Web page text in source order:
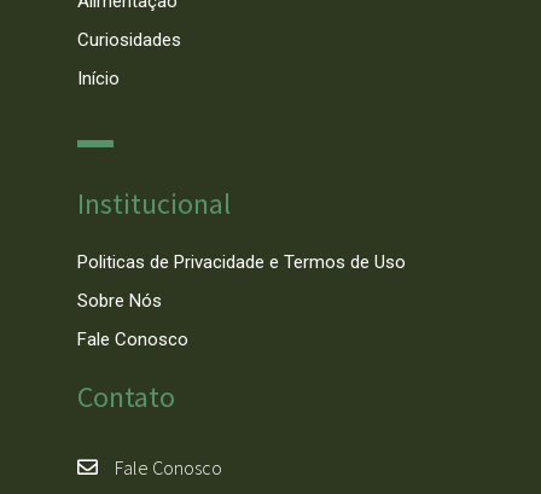
Curiosidades
Início
Institucional
Politicas de Privacidade e Termos de Uso
Sobre Nós
Fale Conosco
Contato
Fale Conosco